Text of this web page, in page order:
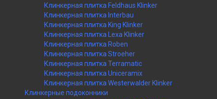
Клинкерная плитка Feldhaus Klinker
Клинкерная плитка Interbau
Клинкерная плитка King Klinker
Клинкерная плитка Lexa Klinker
Клинкерная плитка Roben
Клинкерная плитка Stroeher
Клинкерная плитка Terramatic
Клинкерная плитка Uniceramix
Клинкерная плитка Westerwalder Klinker
Клинкерные подоконники